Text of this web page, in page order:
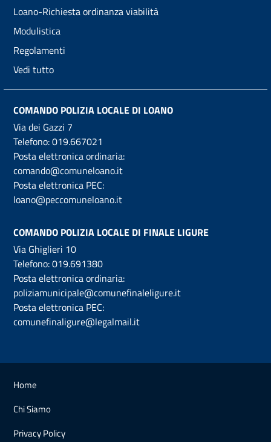
Loano-Richiesta ordinanza viabilità
Modulistica
Regolamenti
Vedi tutto
COMANDO POLIZIA LOCALE DI LOANO
Via dei Gazzi 7
Telefono:019.667021
Posta elettronica ordinaria:
comando@comuneloano.it
Posta elettronica PEC:
loano@peccomuneloano.it
COMANDO POLIZIA LOCALE DI FINALE LIGURE
Via Ghiglieri 10
Telefono:019.691380
Posta elettronica ordinaria:
poliziamunicipale@comunefinaleligure.it
Posta elettronica PEC:
comunefinaligure@legalmail.it
Home
Chi Siamo
Privacy Policy